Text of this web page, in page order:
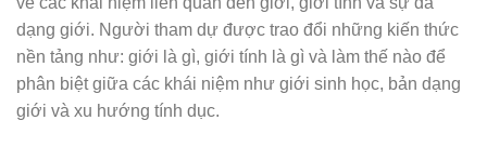
dạng giới. Người tham dự được trao đổi những kiến thức
nền tảng như: giới là gì, giới tính là gì và làm thế nào để
phân biệt giữa các khái niệm như giới sinh học, bản dạng
giới và xu hướng tính dục.